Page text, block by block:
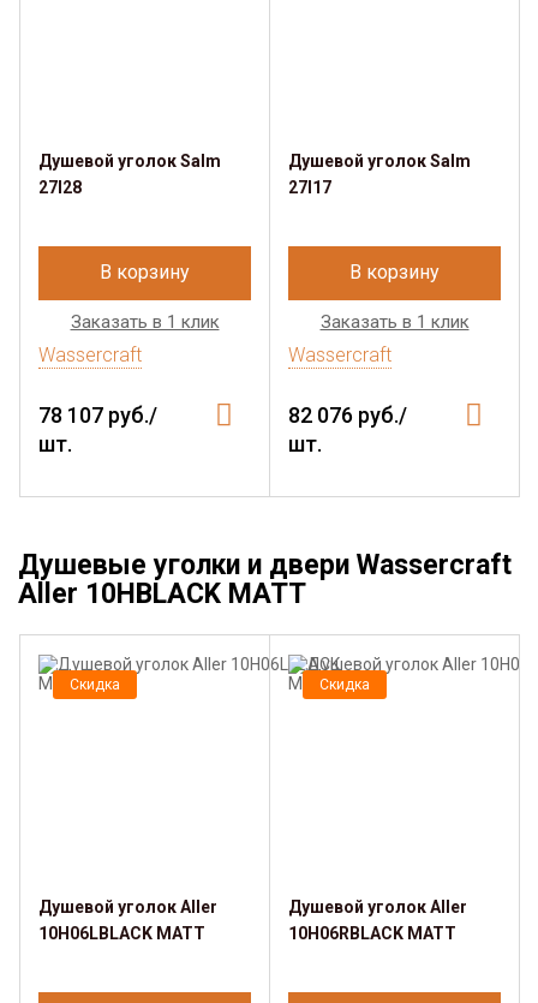
Душевой уголок Salm
27I28
В корзину
Заказать в 1 клик
Wassercraft
78 107 руб./
шт.
Душевой уголок Salm
27I17
В корзину
Заказать в 1 клик
Wassercraft
82 076 руб./
шт.
Душевые уголки и двери Wassercraft
Aller 10HBLACK MATT
Скидка
Душевой уголок Aller
10H06LBLACK MATT
Скидка
Душевой уголок Aller
10H06RBLACK MATT